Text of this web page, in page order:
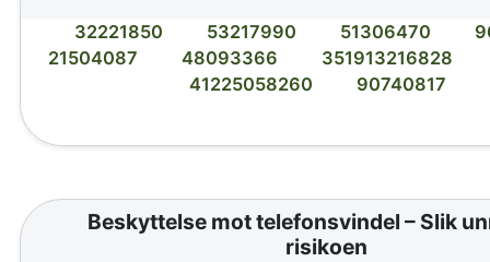
32221850 53217990 51306470
21504087
48093366
351913216828
41225058260
90740817
Beskyttelse mot telefonsvindel – Slik
risikoen